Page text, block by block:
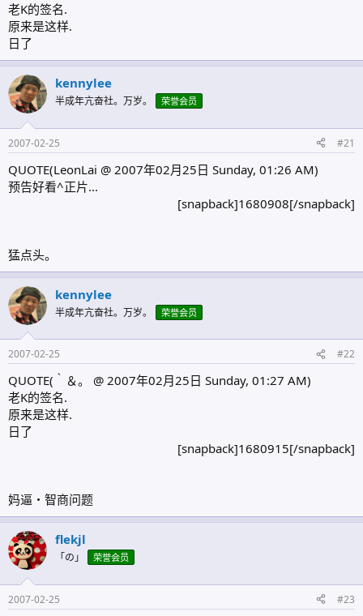
老K的签名.
原来是这样.
日了
kennylee
半成年亢奋社。万岁。 荣誉会员
2007-02-25 #21
QUOTE(LeonLai @ 2007年02月25日 Sunday, 01:26 AM)
预告好看^正片...
[snapback]1680908[/snapback]​
猛点头。
kennylee
半成年亢奋社。万岁。 荣誉会员
2007-02-25 #22
QUOTE(｀＆。 @ 2007年02月25日 Sunday, 01:27 AM)
老K的签名.
原来是这样.
日了
[snapback]1680915[/snapback]​
妈逼・智商问题
flekjl
「の」 荣誉会员
2007-02-25 #23